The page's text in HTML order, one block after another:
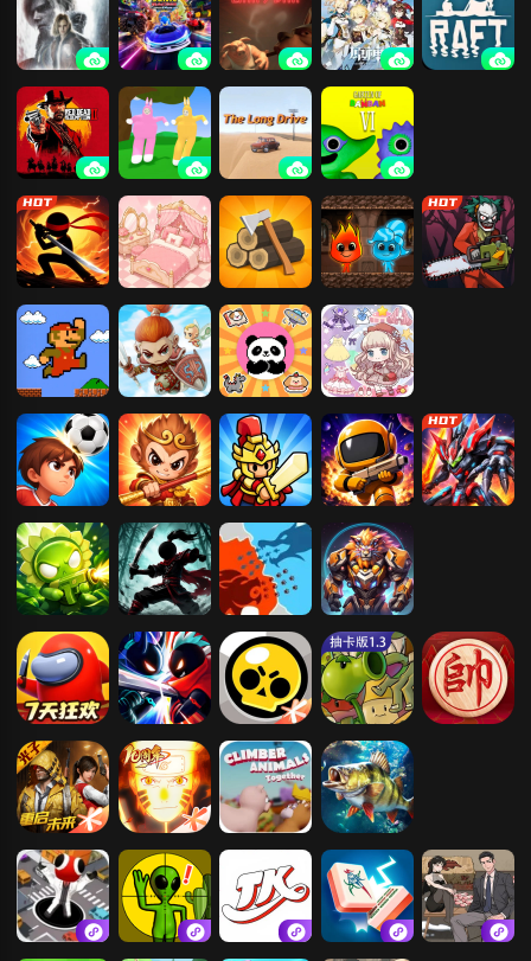
尸
生化危机9：
安魂曲
索尼克赛车：
交叉世界
骗子酒吧 原神
荒野大镖客2 超级兔子人 长途旅行 班班幼儿园6
火柴人功夫对
战
公主爱收纳 部落崛起 红蓝岛
超级马里奥兄
弟
冒险王 菜狗防守大战 少女时尚换装
黑子的头球 卡牌西游 丧尸来了 太空大逃脱
植物变异大招
版
火柴人三国 帝国战争 机甲战斗兽
太空杀 火柴人联盟2 荒野乱斗
植物大战僵尸
抽卡版
和平精英2 火影忍者
攀爬动物：在
一起
欢乐钓鱼大师